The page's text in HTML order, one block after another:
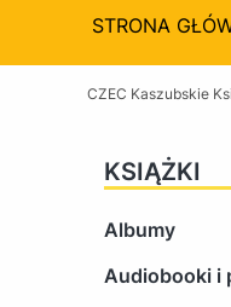
STRONA
CZEC Kaszubskie
KSIĄŻKI
Albumy
Audiobooki i